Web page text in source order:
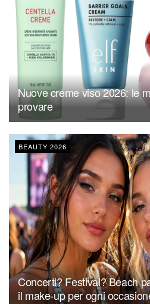
Nuove creme viso 2026: le
provare
BEAUTY 2026
Concerti? Festival? Beach
il make-up per ogni